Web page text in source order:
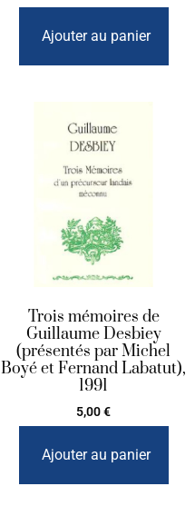
Ajouter au panier
Trois mémoires de
Guillaume Desbiey
(présentés par Michel
Boyé et Fernand Labatut),
1991
5,00€
Ajouter au panier